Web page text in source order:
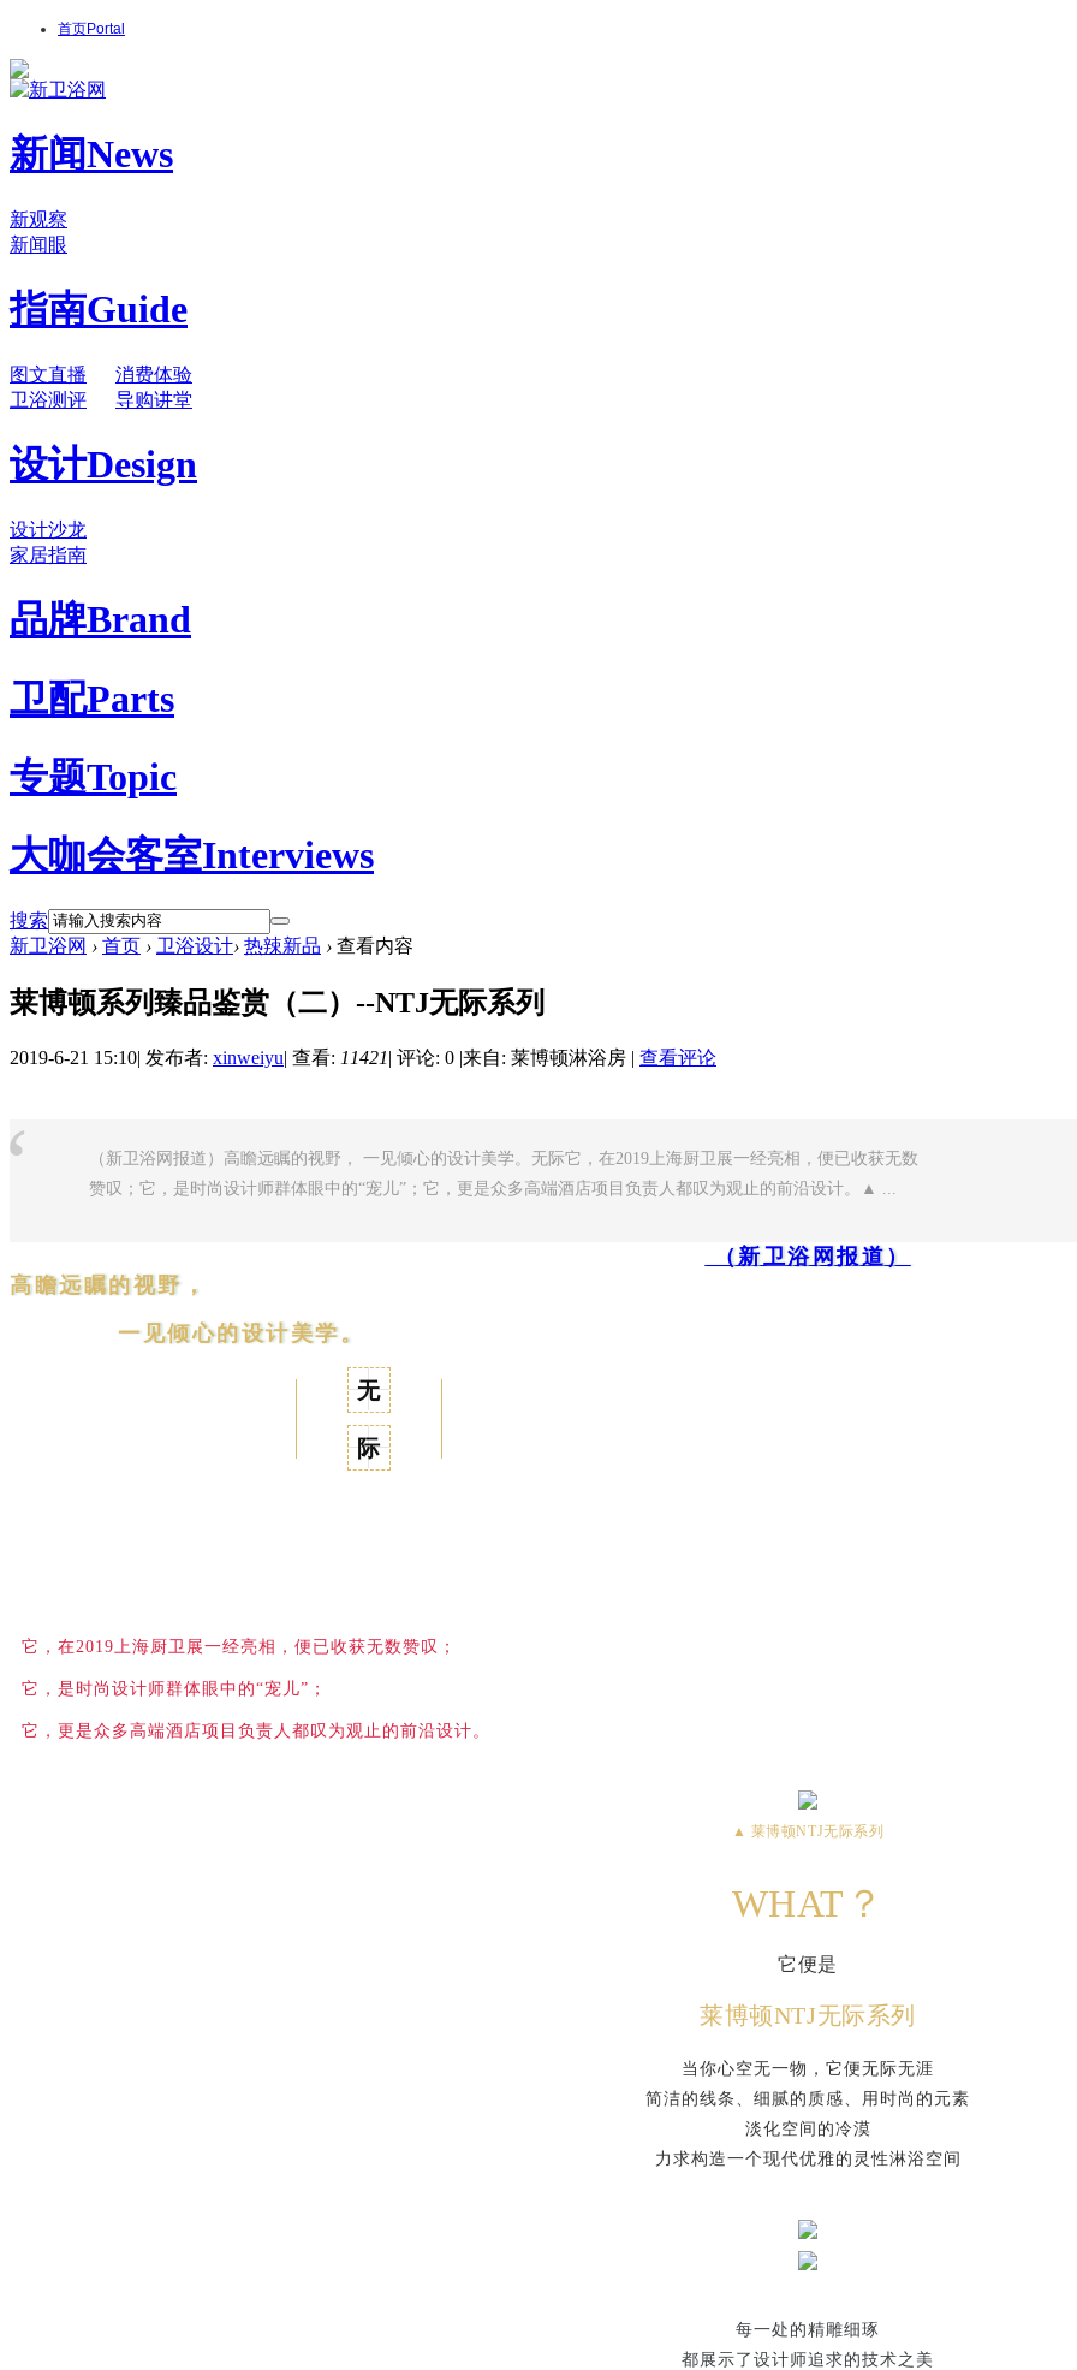
首页Portal
新闻News
新观察
新闻眼
指南Guide
图文直播
消费体验
卫浴测评
导购讲堂
设计Design
设计沙龙
家居指南
品牌Brand
卫配Parts
专题Topic
大咖会客室Interviews
搜索
新卫浴网 › 首页 › 卫浴设计› 热辣新品 › 查看内容
莱博顿系列臻品鉴赏（二）--NTJ无际系列
2019-6-21 15:10| 发布者: xinweiyu| 查看: 11421| 评论: 0 |来自: 莱博顿淋浴房 | 查看评论
（新卫浴网报道）高瞻远瞩的视野， 一见倾心的设计美学。无际它，在2019上海厨卫展一经亮相，便已收获无数
赞叹；它，是时尚设计师群体眼中的“宠儿”；它，更是众多高端酒店项目负责人都叹为观止的前沿设计。▲ ...
（新卫浴网报道）
高瞻远瞩的视野，
一见倾心的设计美学。
无
际
它，在2019上海厨卫展一经亮相，便已收获无数赞叹；
它，是时尚设计师群体眼中的“宠儿”；
它，更是众多高端酒店项目负责人都叹为观止的前沿设计。
▲ 莱博顿NTJ无际系列
WHAT？
它便是
莱博顿NTJ无际系列
当你心空无一物，它便无际无涯
简洁的线条、细腻的质感、用时尚的元素
淡化空间的冷漠
力求构造一个现代优雅的灵性淋浴空间
每一处的精雕细琢
都展示了设计师追求的技术之美